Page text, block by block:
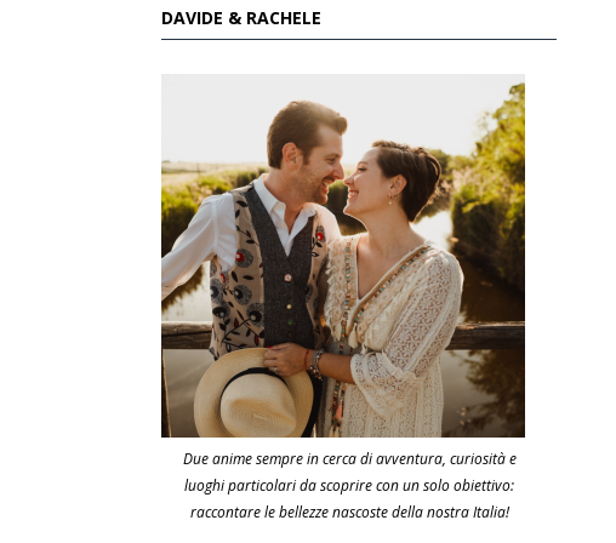
DAVIDE & RACHELE
Due anime sempre in cerca di avventura, curiosità e
luoghi particolari da scoprire con un solo obiettivo:
raccontare le bellezze nascoste della nostra Italia!